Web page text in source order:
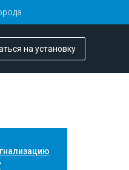
на установку